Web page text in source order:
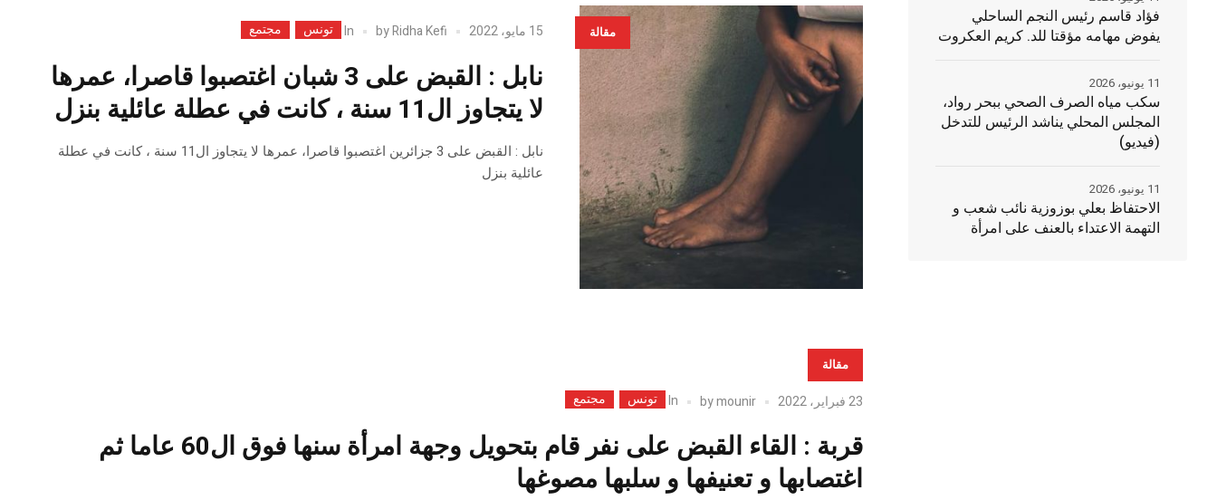
مقالة 15 مايو، 2022 byRidha Kefi
In تونس مجتمع
نابل : القبض على 3 شبان اغتصبوا قاصرا، عمرها
لا يتجاوز ال11 سنة ، كانت في عطلة عائلية بنزل
نابل : القبض على 3 جزائرين اغتصبوا قاصرا، عمرها لا يتجاوز ال11 سنة ، كانت في عطلة
عائلية بنزل
مقالة
23 فبراير، 2022 bymounir
In تونس مجتمع
قربة : القاء القبض على نفر قام بتحويل وجهة امرأة سنها فوق ال60 عاما ثم
اغتصابها و تعنيفها و سلبها مصوغها
فؤاد قاسم رئيس النجم الساحلي
يفوض مهامه مؤقتا للد. كريم العكروت
سكب مياه الصرف الصحي ببحر رواد،
المجلس المحلي يناشد الرئيس للتدخل
(فيديو)
11 يونيو، 2026
الاحتفاظ بعلي بوزوزية نائب شعب و
التهمة الاعتداء بالعنف على امرأة
11 يونيو، 2026